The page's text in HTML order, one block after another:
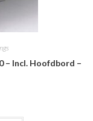
– Incl. Hoofdbord –